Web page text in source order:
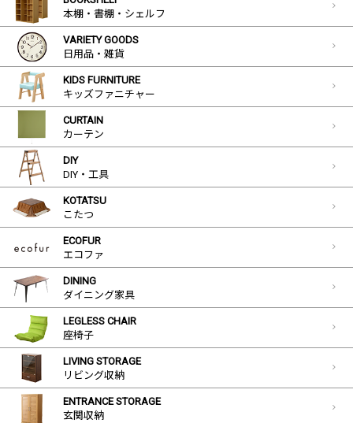
本棚・書棚・シェルフ
VARIETY GOODS
日用品・雑貨
KIDS FURNITURE
キッズファニチャー
CURTAIN
カーテン
DIY
DIY・工具
KOTATSU
こたつ
ECOFUR
エコファ
DINING
ダイニング家具
LEGLESS CHAIR
座椅子
LIVING STORAGE
リビング収納
ENTRANCE STORAGE
玄関収納